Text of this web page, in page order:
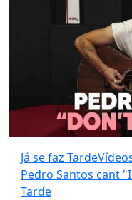
Já se faz Tarde
Pedro Santos cant
Tarde